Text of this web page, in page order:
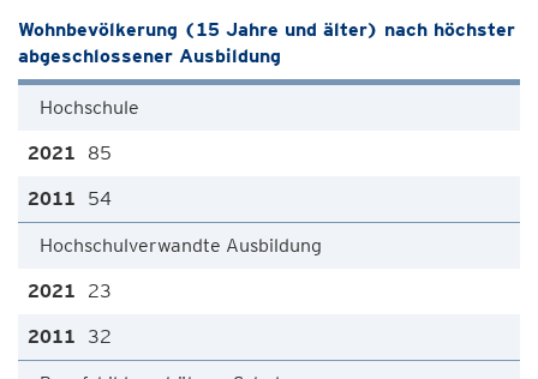
Wohnbevölkerung (15 Jahre und älter) nach höchster
abgeschlossener Ausbildung
Hochschule
85
54
Hochschulverwandte Ausbildung
23
32